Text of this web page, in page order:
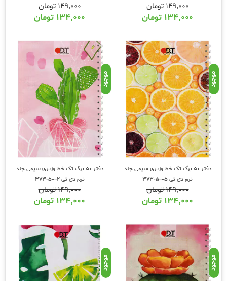
۱۴۹,۰۰۰تومان
۱۳۴,۰۰۰ تومان
۱۴۹,۰۰۰تومان
۱۳۴,۰۰۰ تومان
موجود
دفتر 50 برگ تک خط وزیری سیمی جلد
نرم دی تی 5005-373
۱۴۹,۰۰۰تومان
۱۳۴,۰۰۰ تومان
موجود
دفتر 50 برگ تک خط وزیری سیمی جلد
نرم دی تی 5002-373
۱۴۹,۰۰۰تومان
۱۳۴,۰۰۰ تومان
موجود موجود